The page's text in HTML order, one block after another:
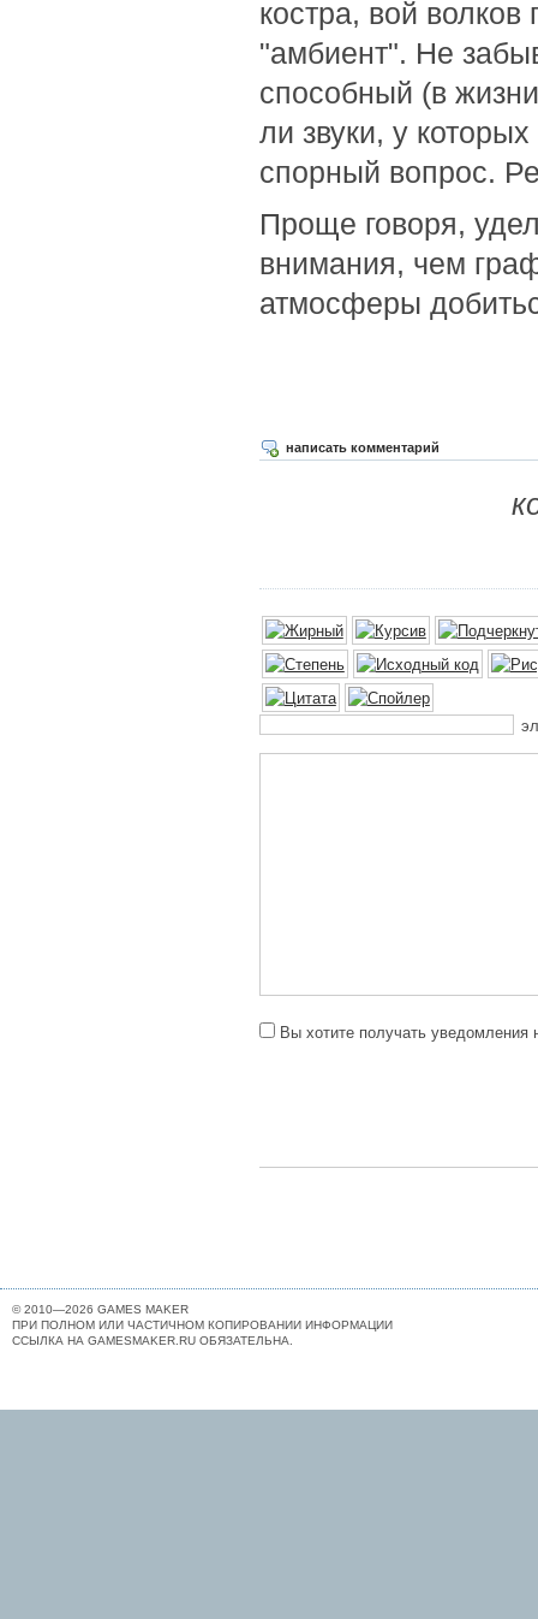
костра, вой волков
"амбиент". Не
способный (в
ли звуки, у
спорный вопрос.
Проще говоря,
внимания, чем
атмосферы
написать комментарий
Вы хотите получать
© 2010—2026 GAMES MAKER
ПРИ ПОЛНОМ ИЛИ ЧАСТИЧНОМ КОПИРОВАНИИ ИНФОРМАЦИИ
ССЫЛКА НА GAMESMAKER.RU ОБЯЗАТЕЛЬНА.